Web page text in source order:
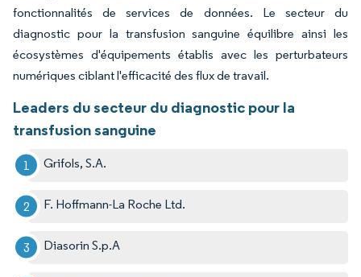
fonctionnalités de services de données. Le secteur du
diagnostic pour la transfusion sanguine équilibre ainsi les
écosystèmes d'équipements établis avec les perturbateurs
numériques ciblant l'efficacité des flux de travail.
Leaders du secteur du diagnostic pour la
transfusion sanguine
Grifols, S.A.
F. Hoffmann-La Roche Ltd.
Diasorin S.p.A